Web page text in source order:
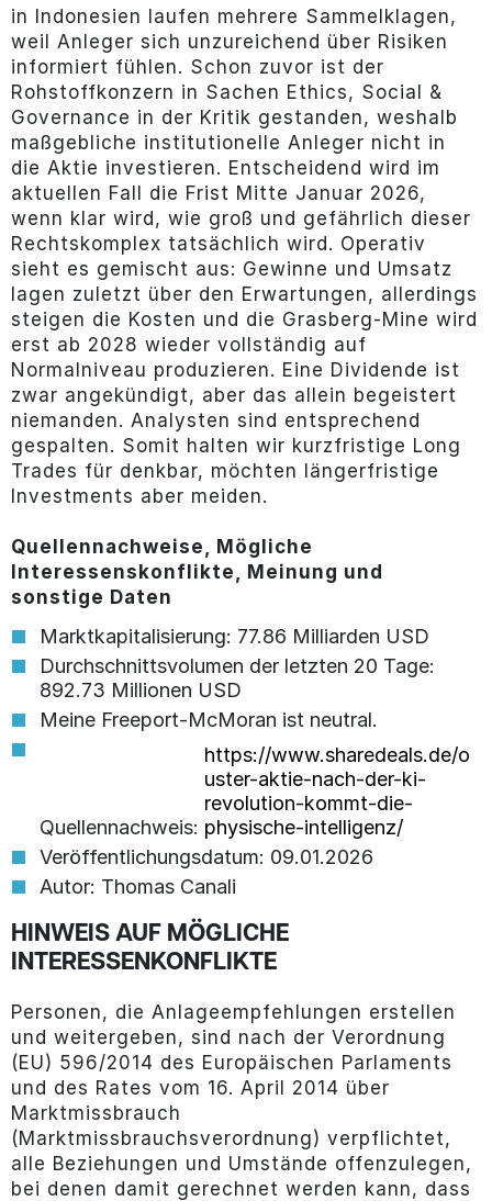
in Indonesien laufen mehrere Sammelklagen,
weil Anleger sich unzureichend über Risiken
informiert fühlen. Schon zuvor ist der
Rohstoffkonzern in Sachen Ethics, Social &
Governance in der Kritik gestanden, weshalb
maßgebliche institutionelle Anleger nicht in
die Aktie investieren. Entscheidend wird im
aktuellen Fall die Frist Mitte Januar 2026,
wenn klar wird, wie groß und gefährlich dieser
Rechtskomplex tatsächlich wird. Operativ
sieht es gemischt aus: Gewinne und Umsatz
lagen zuletzt über den Erwartungen, allerdings
steigen die Kosten und die Grasberg-Mine wird
erst ab 2028 wieder vollständig auf
Normalniveau produzieren. Eine Dividende ist
zwar angekündigt, aber das allein begeistert
niemanden. Analysten sind entsprechend
gespalten. Somit halten wir kurzfristige Long
Trades für denkbar, möchten längerfristige
Investments aber meiden.
Quellennachweise, Mögliche
Interessenskonflikte, Meinung und
sonstige Daten
Marktkapitalisierung: 77.86 Milliarden USD
Durchschnittsvolumen der letzten 20 Tage:
892.73 Millionen USD
Meine Freeport-McMoran ist neutral.
Quellennachweis:
https://www.sharedeals.de/o
uster-aktie-nach-der-ki-
revolution-kommt-die-
physische-intelligenz/
Veröffentlichungsdatum: 09.01.2026
Autor: Thomas Canali
HINWEIS AUF MÖGLICHE
INTERESSENKONFLIKTE
Personen, die Anlageempfehlungen erstellen
und weitergeben, sind nach der Verordnung
(EU) 596/2014 des Europäischen Parlaments
und des Rates vom 16. April 2014 über
Marktmissbrauch
(Marktmissbrauchsverordnung) verpflichtet,
alle Beziehungen und Umstände offenzulegen,
bei denen damit gerechnet werden kann, dass